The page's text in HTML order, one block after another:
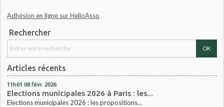
Adhésion en ligne sur HelloAsso
Rechercher
Articles récents
11h01 08 févr. 2026
Elections municipales 2026 à Paris : les...
Elections municipales 2026 : les propositions...